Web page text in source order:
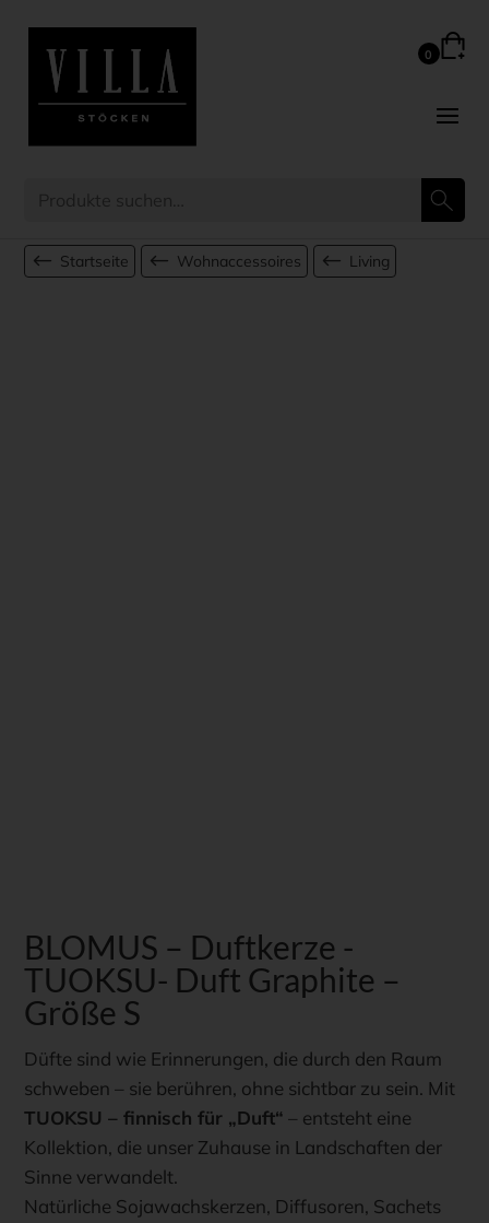
Startseite Wohnaccessoires Living
BLOMUS – Duftkerze -
TUOKSU- Duft Graphite –
Größe S
Düfte sind wie Erinnerungen, die durch den Raum
schweben – sie berühren, ohne sichtbar zu sein. Mit
TUOKSU – finnisch für „Duft“ – entsteht eine
Kollektion, die unser Zuhause in Landschaften der
Sinne verwandelt.
Natürliche Sojawachskerzen, Diffusoren, Sachets